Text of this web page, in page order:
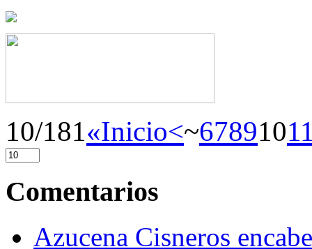
10/181«Inicio<~678910
Comentarios
Azucena Cisneros